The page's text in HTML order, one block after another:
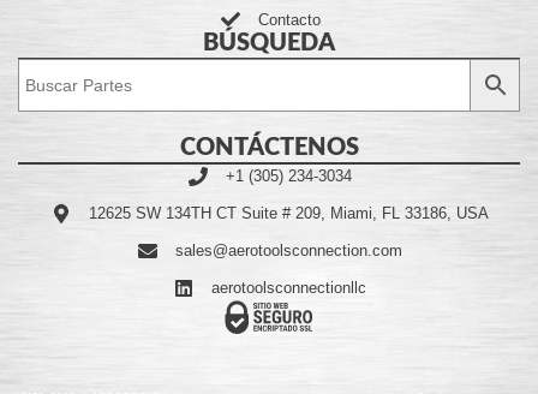
Contacto
BÚSQUEDA
CONTÁCTENOS
+1 (305) 234-3034
12625 SW 134TH CT Suite # 209, Miami, FL 33186, USA
sales@aerotoolsconnection.com
aerotoolsconnectionllc